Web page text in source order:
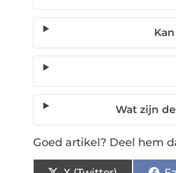
Wat zijn
Goed artikel? Deel hem